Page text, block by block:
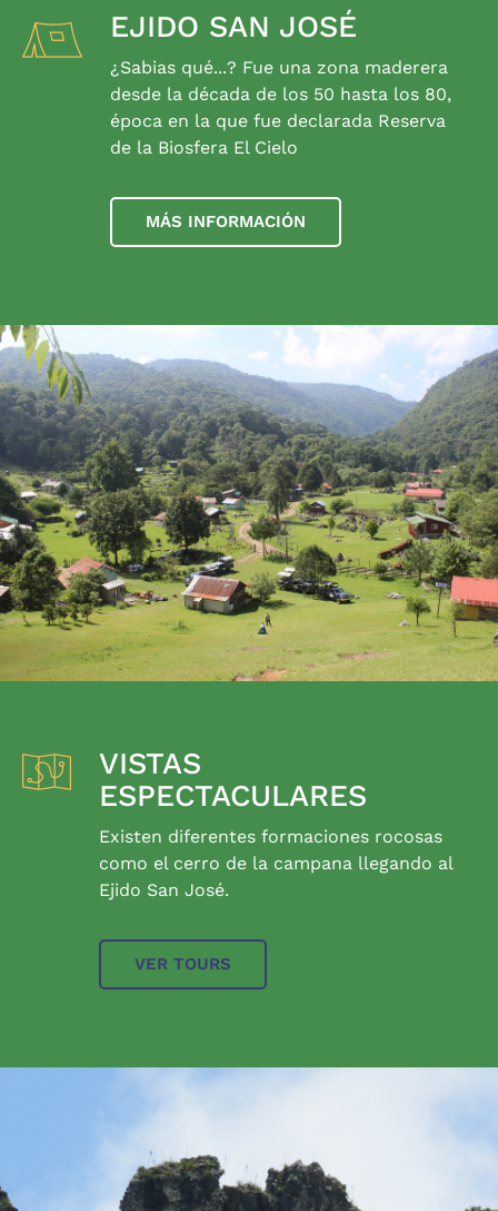
EJIDO SAN JOSÉ
¿Sabias qué...? Fue una zona maderera
desde la década de los 50 hasta los 80,
época en la que fue declarada Reserva
de la Biosfera El Cielo
MÁS INFORMACIÓN
VISTAS
ESPECTACULARES
Existen diferentes formaciones rocosas
como el cerro de la campana llegando al
Ejido San José.
VER TOURS